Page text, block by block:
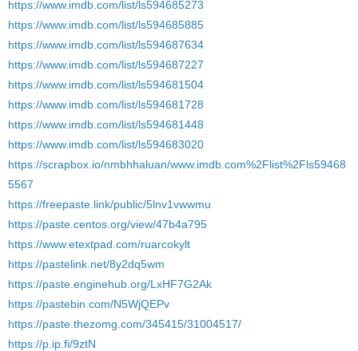
https://www.imdb.com/list/ls594685273
https://www.imdb.com/list/ls594685885
https://www.imdb.com/list/ls594687634
https://www.imdb.com/list/ls594687227
https://www.imdb.com/list/ls594681504
https://www.imdb.com/list/ls594681728
https://www.imdb.com/list/ls594681448
https://www.imdb.com/list/ls594683020
https://scrapbox.io/nmbhhaluan/www.imdb.com%2Flist%2Fls59468
5567
https://freepaste.link/public/5lnv1vwwmu
https://paste.centos.org/view/47b4a795
https://www.etextpad.com/ruarcokylt
https://pastelink.net/8y2dq5wm
https://paste.enginehub.org/LxHF7G2Ak
https://pastebin.com/N5WjQEPv
https://paste.thezomg.com/345415/31004517/
https://p.ip.fi/9ztN